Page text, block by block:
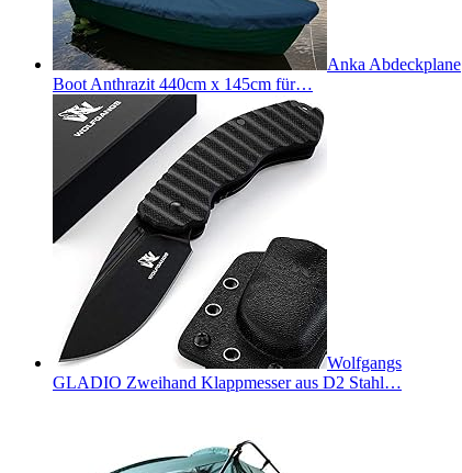
Anka Abdeckplane
Boot Anthrazit 440cm x 145cm für…
Wolfgangs
GLADIO Zweihand Klappmesser aus D2 Stahl…